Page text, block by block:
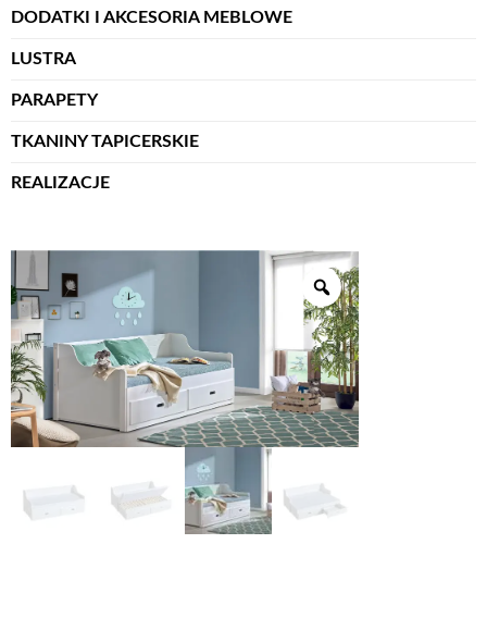
DODATKI I AKCESORIA MEBLOWE
LUSTRA
PARAPETY
TKANINY TAPICERSKIE
REALIZACJE